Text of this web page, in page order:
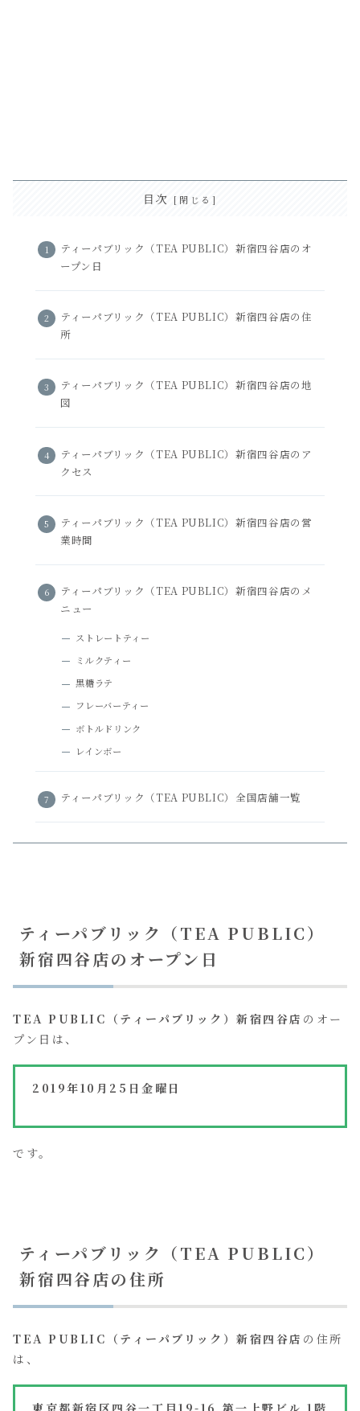
目次
ティーパブリック（TEA PUBLIC）新宿四谷店のオ
ープン日
ティーパブリック（TEA PUBLIC）新宿四谷店の住
所
ティーパブリック（TEA PUBLIC）新宿四谷店の地
図
ティーパブリック（TEA PUBLIC）新宿四谷店のア
クセス
ティーパブリック（TEA PUBLIC）新宿四谷店の営
業時間
ティーパブリック（TEA PUBLIC）新宿四谷店のメ
ニュー
ストレートティー
ミルクティー
黒糖ラテ
フレーバーティー
ボトルドリンク
レインボー
ティーパブリック（TEA PUBLIC）全国店舗一覧
ティーパブリック（TEA PUBLIC）
新宿四谷店のオープン日
TEA PUBLIC（ティーパブリック）新宿四谷店 のオー
プン日は、
2019年10月25日金曜日
です。
ティーパブリック（TEA PUBLIC）
新宿四谷店の住所
TEA PUBLIC（ティーパブリック）新宿四谷店 の住所
は、